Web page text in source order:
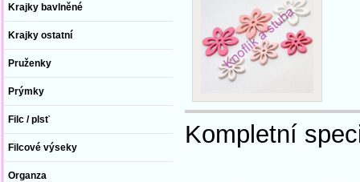
Krajky bavlněné
Krajky ostatní
Pruženky
Prýmky
Filc / plsť
Filcové výseky
Organza
Kompletní